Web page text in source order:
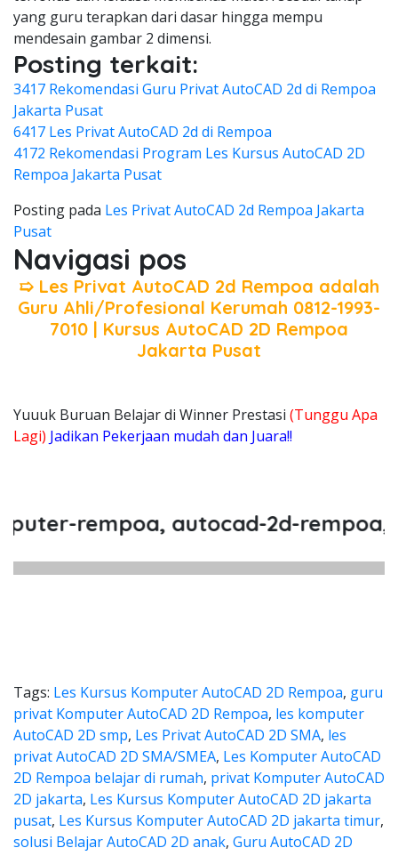
yang guru terapkan dari dasar hingga mempu
mendesain gambar 2 dimensi.
Posting terkait:
3417 Rekomendasi Guru Privat AutoCAD 2d di Rempoa
Jakarta Pusat
6417 Les Privat AutoCAD 2d di Rempoa
4172 Rekomendasi Program Les Kursus AutoCAD 2D
Rempoa Jakarta Pusat
Posting pada Les Privat AutoCAD 2d Rempoa Jakarta
Pusat
Navigasi pos
➯ Les Privat AutoCAD 2d Rempoa adalah
Guru Ahli/Profesional Kerumah 0812-1993-
7010 | Kursus AutoCAD 2D Rempoa
Jakarta Pusat
Yuuuk Buruan Belajar di Winner Prestasi (Tunggu Apa
Lagi) Jadikan Pekerjaan mudah dan Juara!!
rempoa, autocad-2d-rempoa,
Tags: Les Kursus Komputer AutoCAD 2D Rempoa, guru
privat Komputer AutoCAD 2D Rempoa, les komputer
AutoCAD 2D smp, Les Privat AutoCAD 2D SMA, les
privat AutoCAD 2D SMA/SMEA, Les Komputer AutoCAD
2D Rempoa belajar di rumah, privat Komputer AutoCAD
2D jakarta, Les Kursus Komputer AutoCAD 2D jakarta
pusat, Les Kursus Komputer AutoCAD 2D jakarta timur,
solusi Belajar AutoCAD 2D anak, Guru AutoCAD 2D